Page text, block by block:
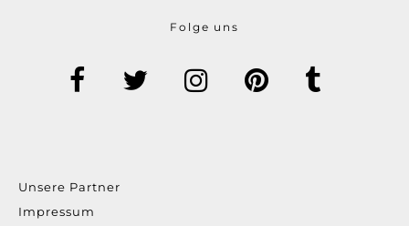
Folge uns
Unsere Partner
Impressum